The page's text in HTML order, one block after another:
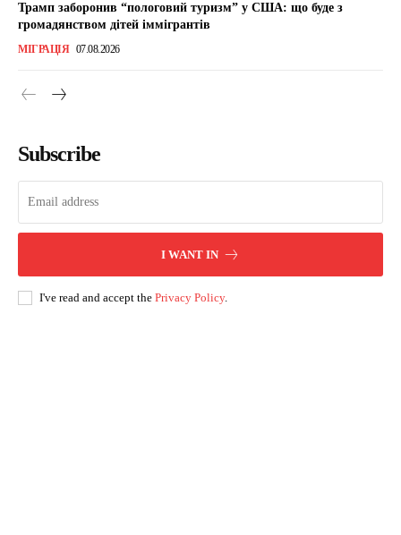
Трамп заборонив “пологовий туризм” у США: що буде з
громадянством дітей іммігрантів
МІГРАЦІЯ 07.08.2026
Subscribe
I WANT IN
I've read and accept the Privacy Policy.